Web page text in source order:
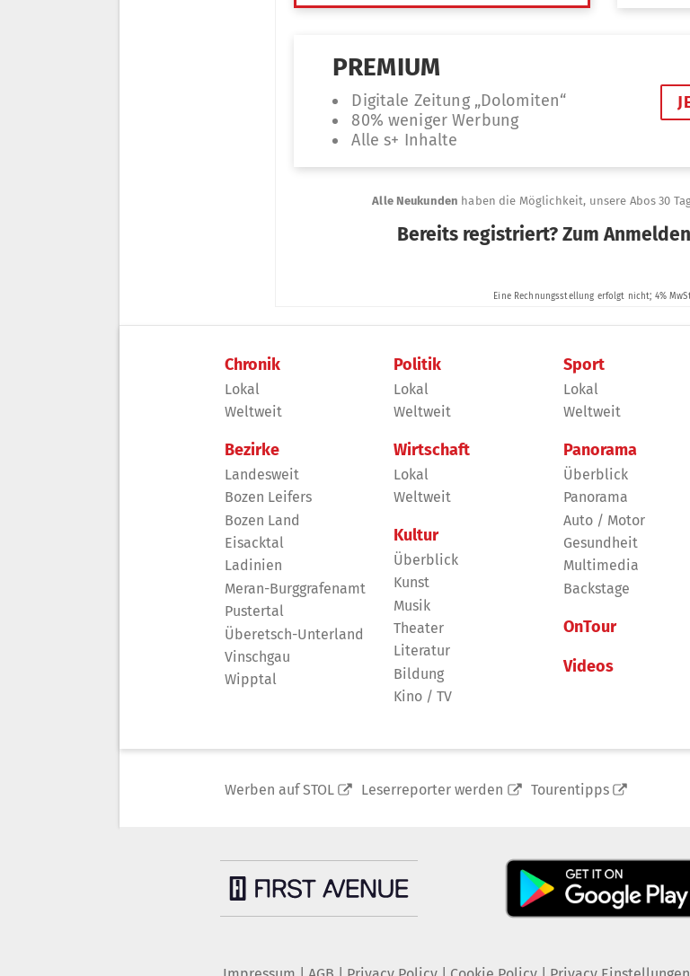
Chronik
Lokal
Weltweit
Bezirke
Landesweit
Bozen Leifers
Bozen Land
Eisacktal
Ladinien
Meran-Burggrafenamt
Pustertal
Überetsch-Unterland
Vinschgau
Wipptal
Politik
Lokal
Weltweit
Wirtschaft
Lokal
Weltweit
Kultur
Überblick
Kunst
Musik
Theater
Literatur
Bildung
Kino / TV
Sport
Lokal
Weltweit
Panorama
Überblick
Panorama
Auto / Motor
Gesundheit
Multimedia
Backstage
OnTour
Videos
Werben auf STOL Leserreporter werden Tourentipps